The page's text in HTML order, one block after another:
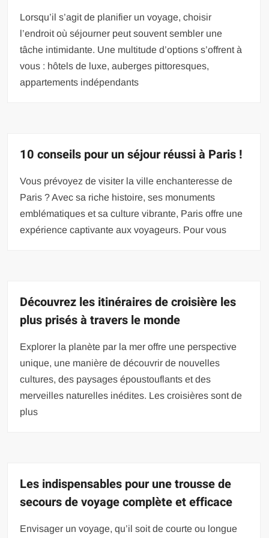
Lorsqu’il s’agit de planifier un voyage, choisir
l’endroit où séjourner peut souvent sembler une
tâche intimidante. Une multitude d’options s’offrent à
vous : hôtels de luxe, auberges pittoresques,
appartements indépendants
10 conseils pour un séjour réussi à Paris !
Vous prévoyez de visiter la ville enchanteresse de
Paris ? Avec sa riche histoire, ses monuments
emblématiques et sa culture vibrante, Paris offre une
expérience captivante aux voyageurs. Pour vous
Découvrez les itinéraires de croisière les
plus prisés à travers le monde
Explorer la planète par la mer offre une perspective
unique, une manière de découvrir de nouvelles
cultures, des paysages époustouflants et des
merveilles naturelles inédites. Les croisières sont de
plus
Les indispensables pour une trousse de
secours de voyage complète et efficace
Envisager un voyage, qu’il soit de courte ou longue